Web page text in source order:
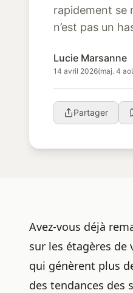
rapidement se
n’est pas un
Lucie Marsanne
14 avril 2026(maj. 4
Partager
Avez-vous déjà
sur les étagères de
qui génèrent plus
des tendances des